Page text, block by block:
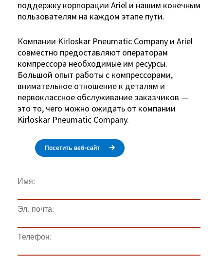
поддержку корпорации Ariel и нашим конечным
пользователям на каждом этапе пути.
Компании Kirloskar Pneumatic Company и Ariel
совместно предоставляют операторам
компрессора необходимые им ресурсы.
Большой опыт работы с компрессорами,
внимательное отношение к деталям и
первоклассное обслуживание заказчиков —
это то, чего можно ожидать от компании
Kirloskar Pneumatic Company.
Посетить веб-сайт
Имя:
Эл. почта:
Телефон: